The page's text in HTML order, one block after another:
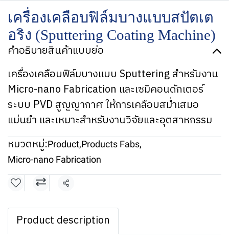
เครื่องเคลือบฟิล์มบางแบบสปัตเต
อริง (Sputtering Coating Machine)
คำอธิบายสินค้าแบบย่อ
เครื่องเคลือบฟิล์มบางแบบ Sputtering สำหรับงาน
Micro-nano Fabrication และเซมิคอนดักเตอร์
ระบบ PVD สูญญากาศ ให้การเคลือบสม่ำเสมอ
แม่นยำ และเหมาะสำหรับงานวิจัยและอุตสาหกรรม
หมวดหมู่:Product,Products Fabs,
Micro-nano Fabrication
แชร์
Product description